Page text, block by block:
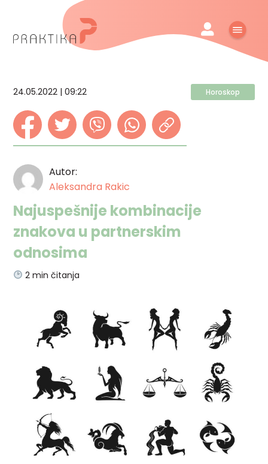
24.05.2022 | 09:22 Horoskop
Autor:
Aleksandra Rakic
Najuspešnije kombinacije
znakova u partnerskim
odnosima
2 min čitanja